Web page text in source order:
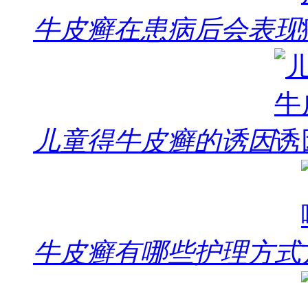
牛皮癣在患病后会表现
儿童得牛皮癣的诱因
牛皮癣有哪些护理方式